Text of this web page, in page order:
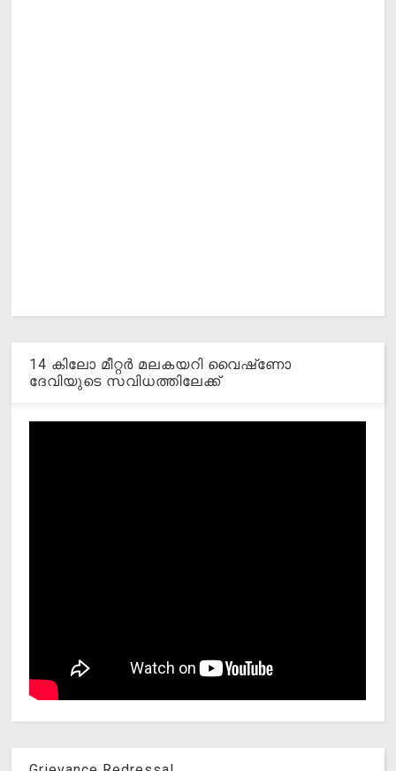
14 കിലോ മീറ്റര്‍ മലകയറി വൈഷ്‌ണോ
ദേവിയുടെ സവിധത്തിലേക്ക്